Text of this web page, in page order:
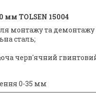
TOLSEN 15004
монтажу та демонтажу
сталь;
черв'ячний
0-35 мм